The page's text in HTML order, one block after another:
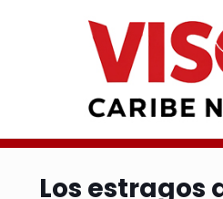
Los estragos